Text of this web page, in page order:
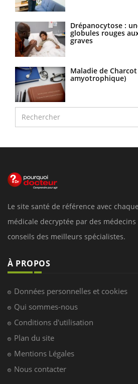
Drépanocytose :
globules rouges
graves
Maladie de
amyotrophique)
Le site santé de référence avec
médicale decryptée par des médecins
conseils des meilleurs spécialistes.
À PROPOS
Données personnelles et cookies
Qui sommes-nous
Conditions d'utilisation
Plan du site
Mentions Légales
Nous contacter